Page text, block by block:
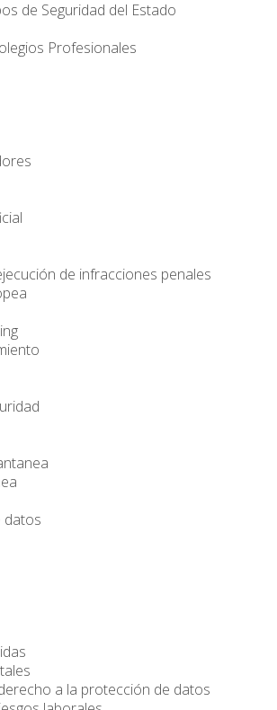
de Seguridad del Estado
Profesionales
de infracciones penales
datos
a la protección de datos